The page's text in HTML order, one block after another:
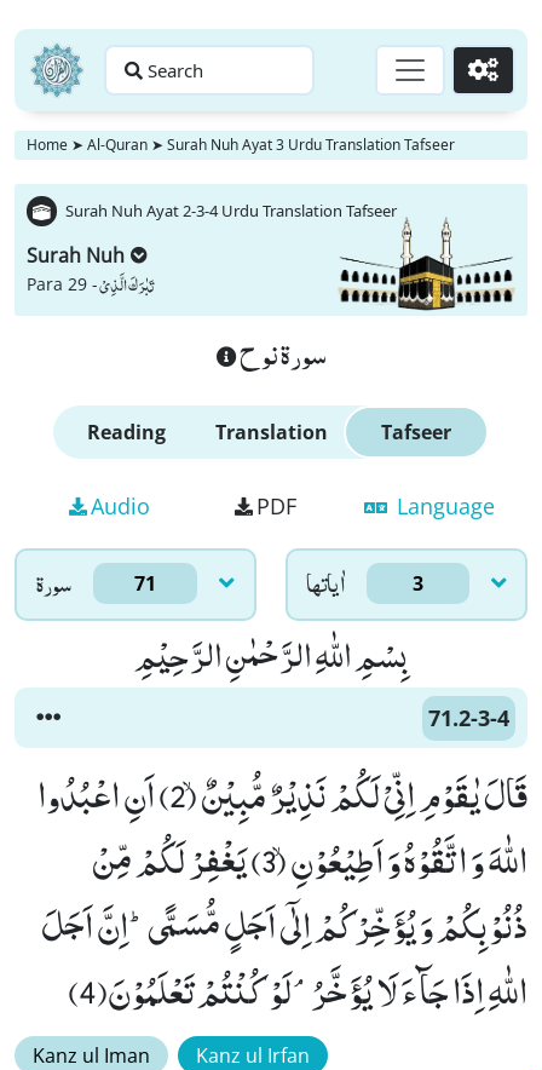
Search Go
Home ➤ Al-Quran ➤ Surah Nuh Ayat 3 Urdu Translation Tafseer
Surah Nuh Ayat 2-3-4 Urdu Translation Tafseer
Surah Nuh
Para 29 -تَبٰرَكَ الَّذِیْ
سورة نوح
Reading Translation Tafseer
Audio PDF Language
سورۃ 71 اٰياتها 3
بِسْمِ اللّٰهِ الرَّحْمٰنِ الرَّحِیْمِ
71.2-3-4
قَالَ یٰقَوْمِ اِنِّیْ لَكُمْ نَذِیْرٌ مُّبِیْنٌۙ (2) اَنِ اعْبُدُوا
اللّٰهَ وَ اتَّقُوْهُ وَ اَطِیْعُوْنِۙ (3) یَغْفِرْ لَكُمْ مِّنْ
ذُنُوْبِكُمْ وَ یُؤَخِّرْكُمْ اِلٰۤى اَجَلٍ مُّسَمًّىؕ-اِنَّ اَجَلَ
اللّٰهِ اِذَا جَآءَ لَا یُؤَخَّرُۘ-لَوْ كُنْتُمْ تَعْلَمُوْنَ(4)
Kanz ul Iman Kanz ul Irfan